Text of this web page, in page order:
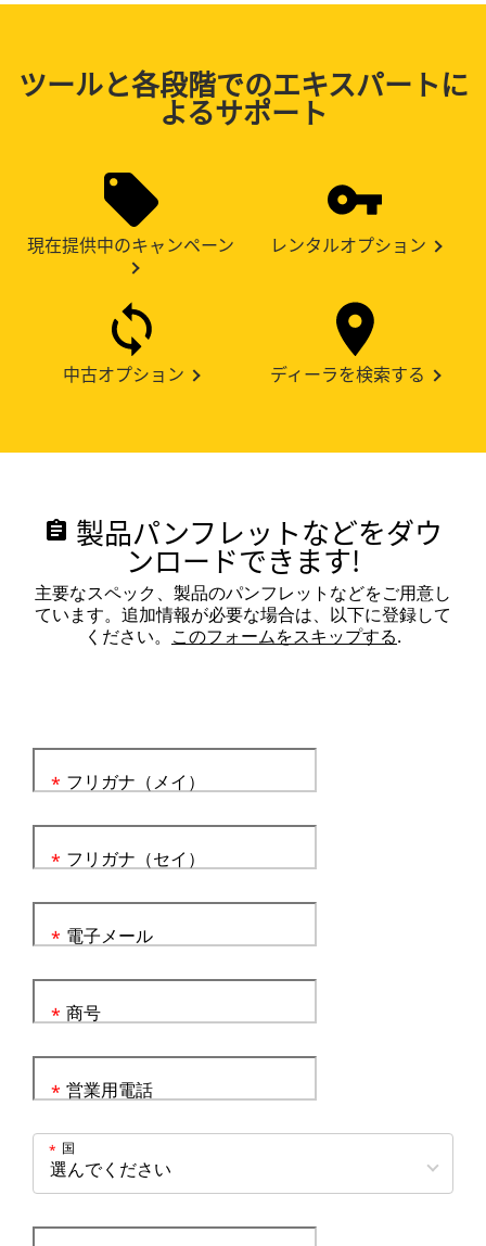
ツールと各段階でのエキスパートに
よるサポート
現在提供中のキャンペーン レンタルオプション
中古オプション ディーラを検索する
assignment 製品パンフレットなどをダウ
ンロードできます!
主要なスペック、製品のパンフレットなどをご用意し
ています。追加情報が必要な場合は、以下に登録して
ください。 このフォームをスキップする.
フリガナ（メイ）
*
フリガナ（セイ）
*
電子メール
*
商号
*
営業用電話
*
国
*